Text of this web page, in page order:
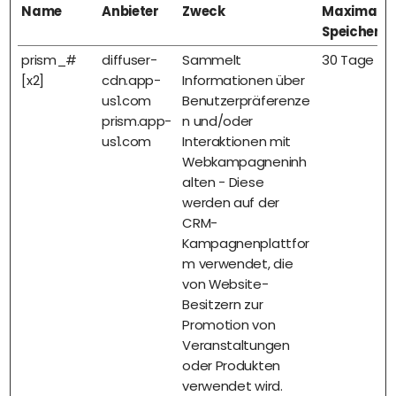
Name Anbieter Zweck
Maximale
prism_#
[x2]
diffuser-
cdn.app-
us1.com
prism.app-
us1.com
Sammelt
Informationen über
Benutzerpräferenze
n und/oder
Interaktionen mit
Webkampagneninh
alten - Diese
werden auf der
CRM-
Kampagnenplattfor
m verwendet, die
von Website-
Besitzern zur
Promotion von
Veranstaltungen
oder Produkten
verwendet wird.
30 Tage